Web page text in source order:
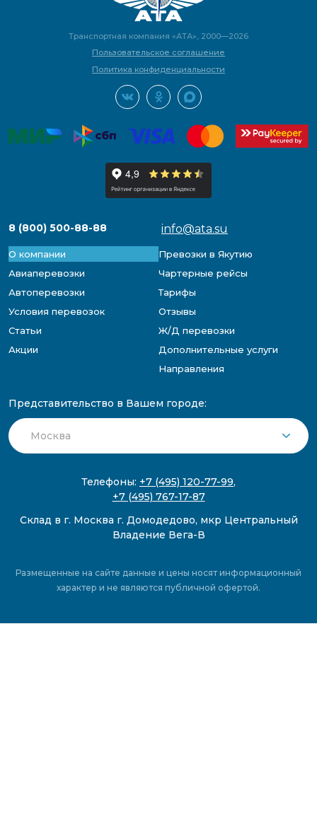
Транспортная компания «АТА», 2000—2026
Пользовательское соглашение
Политика конфиденциальности
8 (800) 500-88-88 info@ata.su
О компании
Превозки в Якутию
Авиаперевозки
Чартерные рейсы
Автоперевозки
Тарифы
Условия перевозок
Отзывы
Статьи
Ж/Д перевозки
Акции
Дополнительные услуги
Направления
Представительство в Вашем городе:
Телефоны: +7 (495) 120-77-99,
+7 (495) 767-17-87
Склад в г. Москва г. Домодедово, мкр Центральный
Владение Вега-В
Размещенные на сайте данные и цены носят информационный
характер и не являются публичной офертой.